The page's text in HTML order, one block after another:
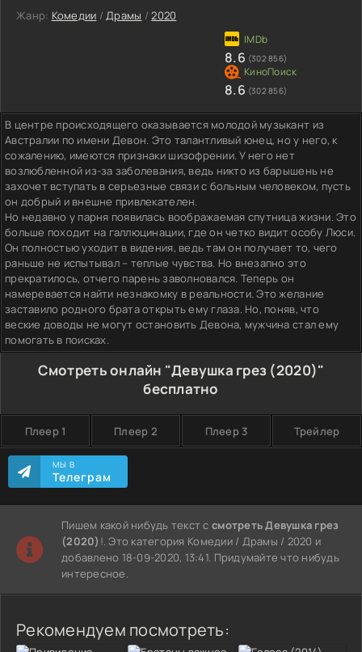
Жанр: Комедии /Драмы /2020
8.6 (302 856)
8.6 (302 856)
В центре происходящего оказывается молодой музыкант из
Австралии по имени Девон. Это талантливый юнец, но у него, к
сожалению, имеются признаки шизофрении. У него нет
возлюбленной из-за заболевания, ведь никто из барышень не
захочет вступать в серьезные связи с больным человеком, пусть
он добрый и внешне привлекателен.
Но недавно у парня появилась воображаемая спутница жизни. Это
больше походит на галлюцинации, где он четко видит особу Люси.
Он полностью уходит в видения, ведь там он получает то, чего
раньше не испытывал – теплые чувства. Но внезапно это
прекратилось, отчего парень заволновался. Теперь он
намеревается найти незнакомку в реальности. Это желание
заставило родного брата открыть ему глаза. Но, поняв, что
веские доводы не могут остановить Девона, мужчина стал ему
помогать в поисках.
Смотреть онлайн "Девушка грез (2020)"
бесплатно
Плеер 1 Плеер 2 Плеер 3 Трейлер
МЫ В
Телеграм
Пишем какой нибудь текст ссмотреть Девушка грез
(2020) !. Это категория Комедии / Драмы / 2020 и
добавлено 18-09-2020, 13:41. Придумайте что нибудь
интересное.
Рекомендуем посмотреть: